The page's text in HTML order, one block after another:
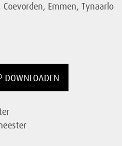
Emmen, Tynaarlo
DOWNLOADEN